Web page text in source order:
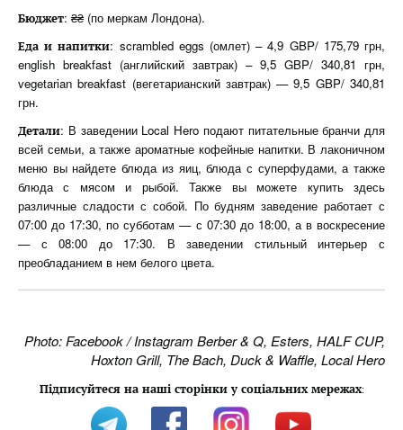
Бюджет: ₴₴ (по меркам Лондона).
Еда и напитки: scrambled eggs (омлет) – 4,9 GBP/ 175,79 грн,
english breakfast (английский завтрак) – 9,5 GBP/ 340,81 грн,
vegetarian breakfast (вегетарианский завтрак) — 9,5 GBP/ 340,81
грн.
Детали: В заведении Local Hero подают питательные бранчи для
всей семьи, а также ароматные кофейные напитки. В лаконичном
меню вы найдете блюда из яиц, блюда с суперфудами, а также
блюда с мясом и рыбой. Также вы можете купить здесь
различные сладости с собой. По будням заведение работает с
07:00 до 17:30, по субботам — с 07:30 до 18:00, а в воскресение
— с 08:00 до 17:30. В заведении стильный интерьер с
преобладанием в нем белого цвета.
Photo: Facebook / Instagram Berber & Q, Esters, HALF CUP,
Hoxton Grill, The Bach, Duck & Waffle, Local Hero
Підписуйтеся на наші сторінки у соціальних мережах: